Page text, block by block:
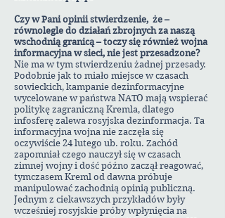
Czy w Pani opinii stwierdzenie, że –
równolegle do działań zbrojnych za naszą
wschodnią granicą – toczy się również wojna
informacyjna w sieci, nie jest przesadzone?
Nie ma w tym stwierdzeniu żadnej przesady.
Podobnie jak to miało miejsce w czasach
sowieckich, kampanie dezinformacyjne
wycelowane w państwa NATO mają wspierać
politykę zagraniczną Kremla, dlatego
infosferę zalewa rosyjska dezinformacja. Ta
informacyjna wojna nie zaczęła się
oczywiście 24 lutego ub. roku. Zachód
zapomniał czego nauczył się w czasach
zimnej wojny i dość późno zaczął reagować,
tymczasem Kreml od dawna próbuje
manipulować zachodnią opinią publiczną.
Jednym z ciekawszych przykładów były
wcześniej rosyjskie próby wpłynięcia na